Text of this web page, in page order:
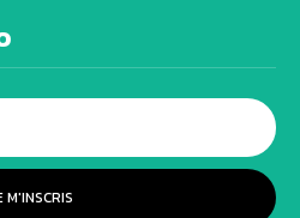
M'INSCRIS